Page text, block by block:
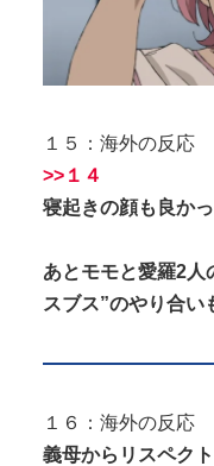
１５：海外の反応
>>１４
寝起きの顔も良かっ
あとモモと愛羅2人
スブス”のやり合い
１６：海外の反応
義母からリスペク